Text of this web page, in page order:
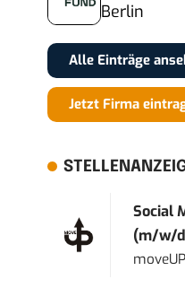
Berlin
Alle Einträge
Jetzt Firma
Social
(m/w/